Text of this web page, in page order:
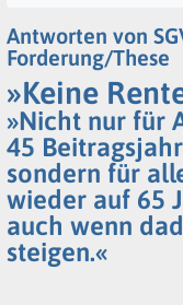
Antworten von
Forderung/These
»Keine
»Nicht nur für
45
sondern für
wieder auf 65
auch wenn
steigen.«